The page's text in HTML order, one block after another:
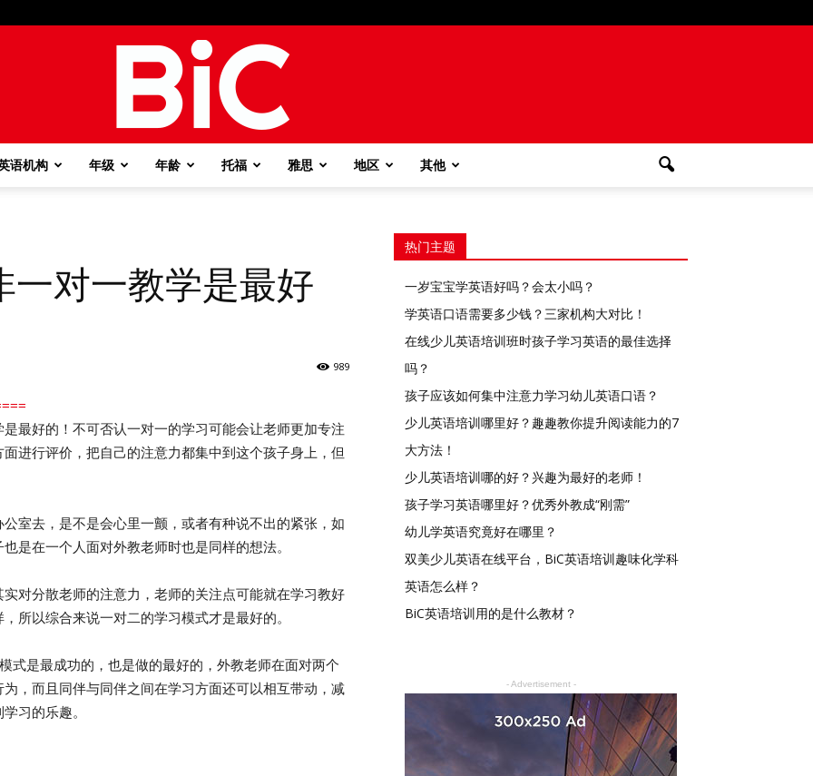
语机构 年级 年龄 托福 雅思 地区 其他
一对一教学是最好
989
最好的！不可否认一对一的学习可能会让老师更加专注
进行评价，把自己的注意力都集中到这个孩子身上，但
去，是不是会心里一颤，或者有种说不出的紧张，如
是在一个人面对外教老师时也是同样的想法。
分散老师的注意力，老师的关注点可能就在学习教好
所以综合来说一对二的学习模式才是最好的。
是最成功的，也是做的最好的，外教老师在面对两个
，而且同伴与同伴之间在学习方面还可以相互带动，减
习的乐趣。
热门主题
一岁宝宝学英语好吗？会太小吗？
学英语口语需要多少钱？三家机构大对比！
在线少儿英语培训班时孩子学习英语的最佳选择
吗？
孩子应该如何集中注意力学习幼儿英语口语？
少儿英语培训哪里好？趣趣教你提升阅读能力的7
大方法！
少儿英语培训哪的好？兴趣为最好的老师！
孩子学习英语哪里好？优秀外教成“刚需”
幼儿学英语究竟好在哪里？
双美少儿英语在线平台，BiC英语培训趣味化学科
英语怎么样？
BiC英语培训用的是什么教材？
- Advertisement -